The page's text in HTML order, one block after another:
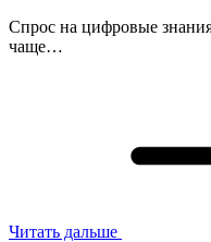
Спрос на цифровые
чаще…
Читать дальше